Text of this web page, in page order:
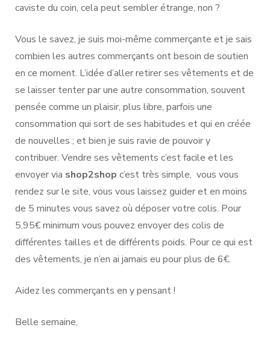
caviste du coin, cela peut sembler étrange, non ?
Vous le savez, je suis moi-même commerçante et je sais
combien les autres commerçants ont besoin de soutien
en ce moment. L’idée d’aller retirer ses vêtements et de
se laisser tenter par une autre consommation, souvent
pensée comme un plaisir, plus libre, parfois une
consommation qui sort de ses habitudes et qui en créée
de nouvelles ; et bien je suis ravie de pouvoir y
contribuer. Vendre ses vêtements c’est facile et les
envoyer via shop2shop c’est très simple, vous vous
rendez sur le site, vous vous laissez guider et en moins
de 5 minutes vous savez où déposer votre colis. Pour
5,95€ minimum vous pouvez envoyer des colis de
différentes tailles et de différents poids. Pour ce qui est
des vêtements, je n’en ai jamais eu pour plus de 6€.
Aidez les commerçants en y pensant !
Belle semaine,